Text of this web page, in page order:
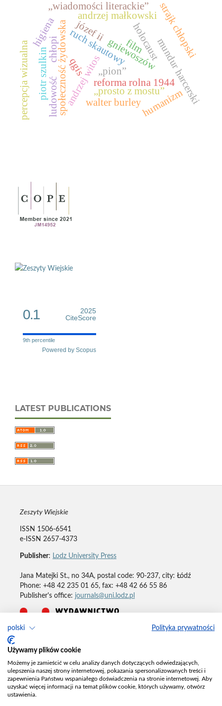
polski Polityka prywatności
Używamy plików cookie
Możemy je zamieścić w celu analizy danych dotyczących odwiedzających,
ulepszenia naszej strony internetowej, pokazania spersonalizowanych treści i
zapewnienia Państwu wspaniałego doświadczenia na stronie internetowej. Aby
uzyskać więcej informacji na temat plików cookie, których używamy, otwórz
ustawienia.
andrzej witosreforma rolna 1944
gniewoszów
społeczność żydowska holocaust
qgis mundur harcerski
ruch skautowy
andrzej małkowski
chłopi strajk chłopski
„wiadomości literackie”
„pion”
„prosto z mostu”
higiena
walter burleyhumanizm
percepcja wizualna ludowość
film
piotr szulkin
józef ii
0.1
2025
CiteScore
9th percentile
Powered by Scopus
LATEST PUBLICATIONS
Zeszyty Wiejskie
ISSN 1506-6541
e-ISSN 2657-4373
Publisher: Lodz University Press
Jana Matejki St., no 34A, postal code: 90-237, city: Łódź
Phone: +48 42 235 01 65, fax: +48 42 66 55 86
Publisher's office: journals@uni.lodz.pl
Deklaracja dostępności